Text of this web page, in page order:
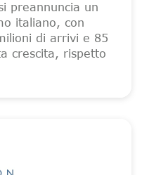
preannuncia un
italiano, con
di arrivi e 85
crescita, rispetto